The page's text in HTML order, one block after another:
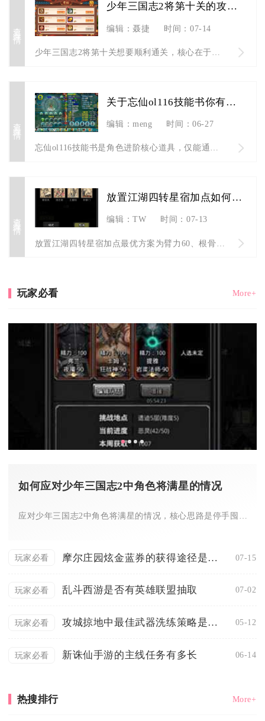
少年三国志2将第十关的攻略心得有哪些
编辑：聂捷 时间：07-14
查看详情
关于忘仙ol116技能书你有什么了解
编辑：meng 时间：06-27
忘仙ol116技能书是角色进阶核心道具，仅能通过野外精英怪、...
查看详情
放置江湖四转星宿加点如何使自己更强
编辑：TW 时间：07-13
玩家必看 More+
如何应对少年三国志2中角色将满星的情况
应对少年三国志2中角色将满星的情况，核心思路是停手囤同名碎片...
玩家必看 摩尔庄园炫金蓝券的获得途径是什么 07-15
玩家必看 乱斗西游是否有英雄联盟抽取 07-02
玩家必看 攻城掠地中最佳武器洗练策略是什么 05-12
玩家必看 新诛仙手游的主线任务有多长 06-14
热搜排行 More+